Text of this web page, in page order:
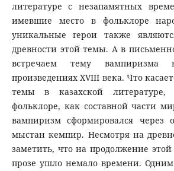
литературе с незапамятных
имевшие место в фольклоре
уникальные герои также
древности этой темы. А в
встречаем тему вампиризма
произведениях XVIII века. Что
темы в казахской
фольклоре, как составной части
вампиризм сформировался через
мыстан кемпир. Несмотря на
заметить, что на продолжение
прозе ушло немало времени.